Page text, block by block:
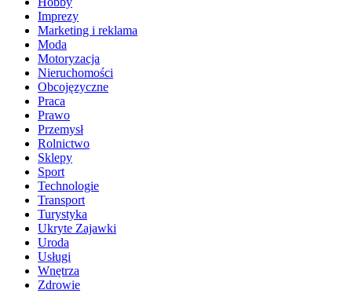
Imprezy
Marketing i reklama
Moda
Motoryzacja
Nieruchomości
Obcojęzyczne
Praca
Prawo
Przemysł
Rolnictwo
Sklepy
Sport
Technologie
Transport
Turystyka
Ukryte Zajawki
Uroda
Usługi
Wnętrza
Zdrowie